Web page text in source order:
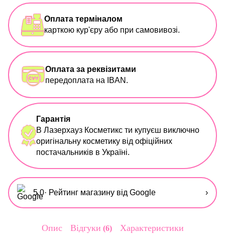
Оплата терміналом
карткою кур'єру або при самовивозі.
Оплата за реквізитами
передоплата на IBAN.
Гарантія
В Лазерхауз Косметикс ти купуєш виключно
оригінальну косметику від офіційних
постачальників в Україні.
5,0· Рейтинг магазину від Google ›
Опис Відгуки 6 Характеристики